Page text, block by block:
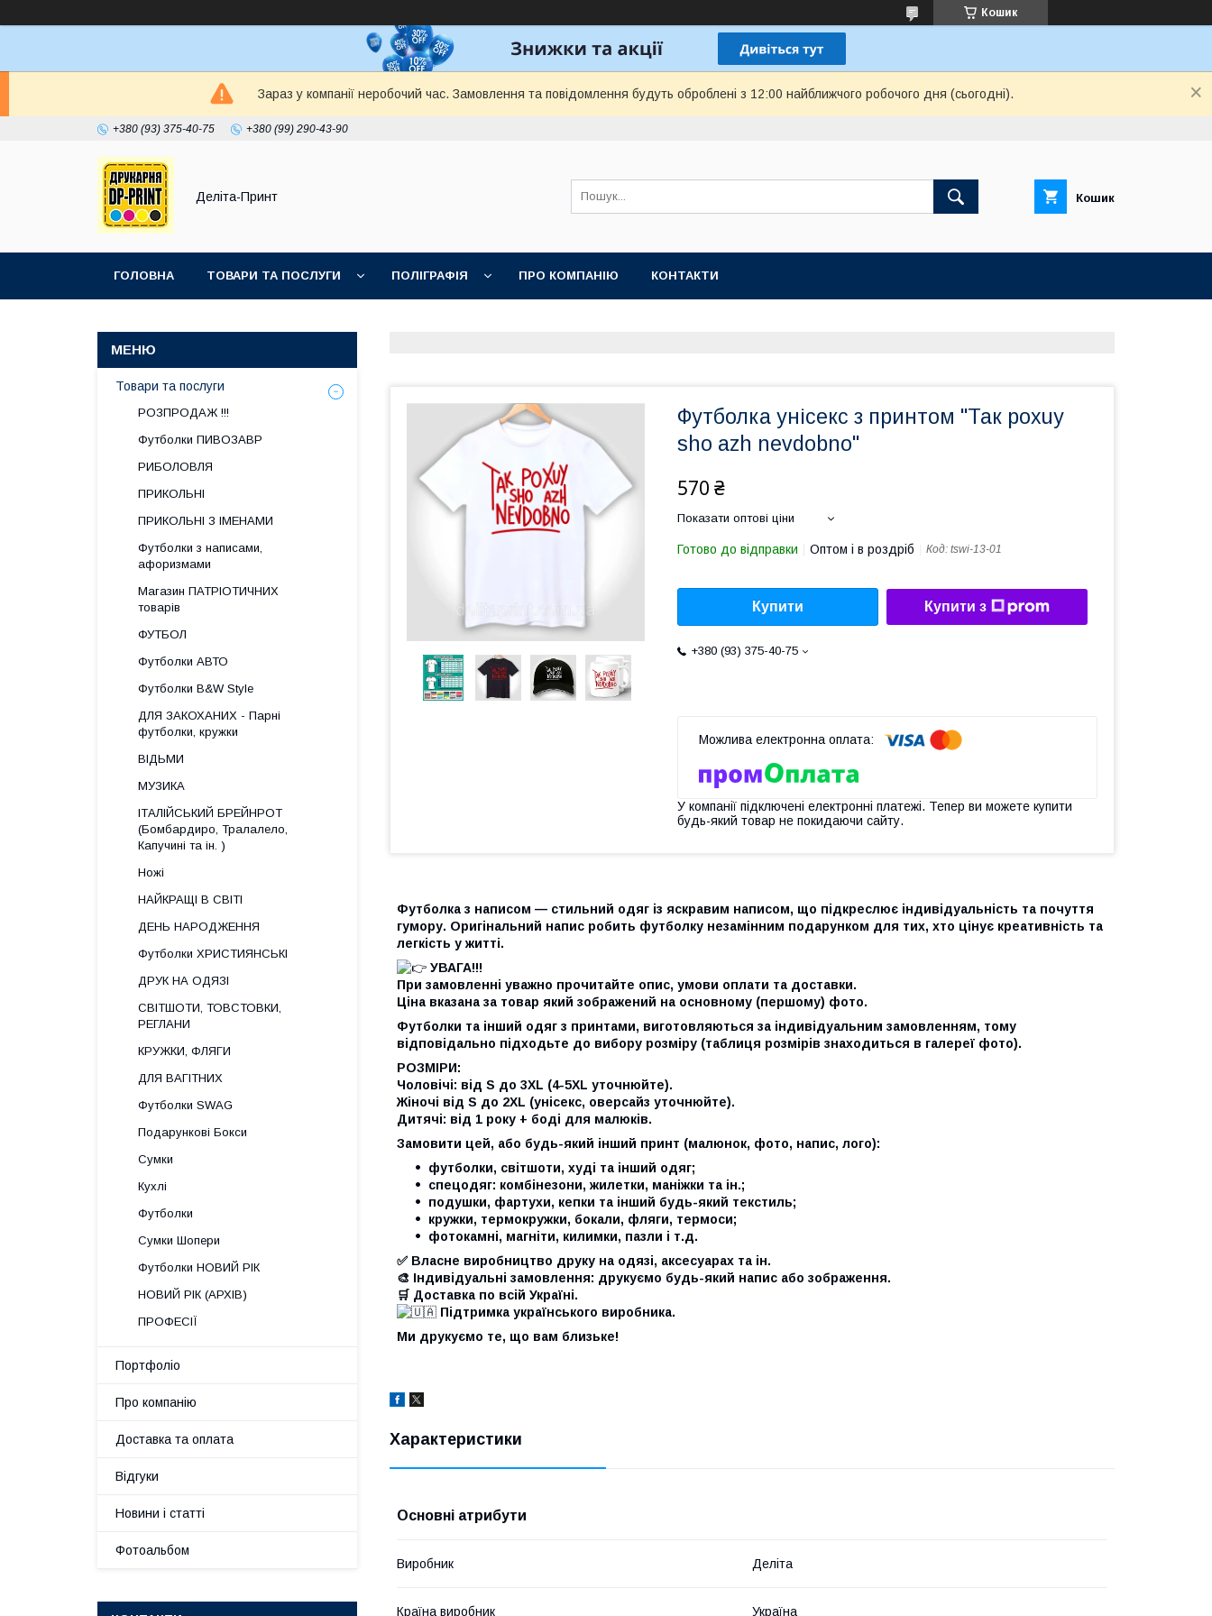
Кошик
Зараз у компанії неробочий час. Замовлення та повідомлення будуть оброблені з 12:00 найближчого робочого дня (сьогодні).
+380 (93) 375-40-75 +380 (99) 290-43-90
Деліта-Принт Кошик
ГОЛОВНА ТОВАРИ ТА ПОСЛУГИ ПОЛІГРАФІЯ ПРО КОМПАНІЮ КОНТАКТИ
Футболка унісекс з принтом "Так poxuy
sho azh nevdobno"
570 ₴
Показати оптові ціни
Готово до відправки Оптом і в роздріб Код: tswi-13-01
Купити Купити з
+380 (93) 375-40-75
У компанії підключені електронні платежі. Тепер ви можете купити
будь-який товар не покидаючи сайту.
Футболка з написом — стильний одяг із яскравим написом, що підкреслює індивідуальність та почуття
гумору. Оригінальний напис робить футболку незамінним подарунком для тих, хто цінує креативність та
легкість у житті.
УВАГА!!!
При замовленні уважно прочитайте опис, умови оплати та доставки.
Ціна вказана за товар який зображений на основному (першому) фото.
Футболки та інший одяг з принтами, виготовляються за індивідуальним замовленням, тому
відповідально підходьте до вибору розміру (таблиця розмірів знаходиться в галереї фото).
РОЗМІРИ:
Чоловічі: від S до 3XL (4-5XL уточнюйте).
Жіночі від S до 2XL (унісекс, оверсайз уточнюйте).
Дитячі: від 1 року + боді для малюків.
Замовити цей, або будь-який інший принт (малюнок, фото, напис, лого):
футболки, світшоти, худі та інший одяг;
спецодяг: комбінезони, жилетки, маніжки та ін.;
подушки, фартухи, кепки та інший будь-який текстиль;
кружки, термокружки, бокали, фляги, термоси;
фотокамні, магніти, килимки, пазли і т.д.
✅ Власне виробництво друку на одязі, аксесуарах та ін.
🎨 Індивідуальні замовлення: друкуємо будь-який напис або зображення.
🛒 Доставка по всій Україні.
Підтримка українського виробника.
Ми друкуємо те, що вам близьке!
Характеристики
Основні атрибути
Виробник Деліта
Країна виробник Україна
Товари та послуги
РОЗПРОДАЖ !!!
Футболки ПИВОЗАВР
РИБОЛОВЛЯ
ПРИКОЛЬНІ
ПРИКОЛЬНІ З ІМЕНАМИ
Футболки з написами,
афоризмами
Магазин ПАТРІОТИЧНИХ
товарів
ФУТБОЛ
Футболки АВТО
Футболки B&W Style
ДЛЯ ЗАКОХАНИХ - Парні
футболки, кружки
ВІДЬМИ
МУЗИКА
ІТАЛІЙСЬКИЙ БРЕЙНРОТ
(Бомбардиро, Тралалело,
Капучині та ін. )
Ножі
НАЙКРАЩІ В СВІТІ
ДЕНЬ НАРОДЖЕННЯ
Футболки ХРИСТИЯНСЬКІ
ДРУК НА ОДЯЗІ
СВІТШОТИ, ТОВСТОВКИ,
РЕГЛАНИ
КРУЖКИ, ФЛЯГИ
ДЛЯ ВАГІТНИХ
Футболки SWAG
Подарункові Бокси
Сумки
Кухлі
Футболки
Сумки Шопери
Футболки НОВИЙ РІК
НОВИЙ РІК (АРХІВ)
ПРОФЕСІЇ
Портфоліо
Про компанію
Доставка та оплата
Відгуки
Новини і статті
Фотоальбом